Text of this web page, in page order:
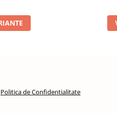
Politica de Confidentialitate